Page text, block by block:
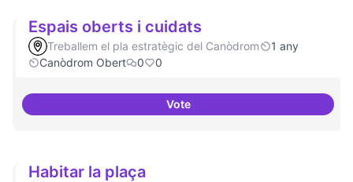
Espais oberts i cuidats
Treballem el pla estratègic del Canòdrom
1 any
Canòdrom Obert
0 0
VoteEspais oberts i cuidats
Habitar la plaça